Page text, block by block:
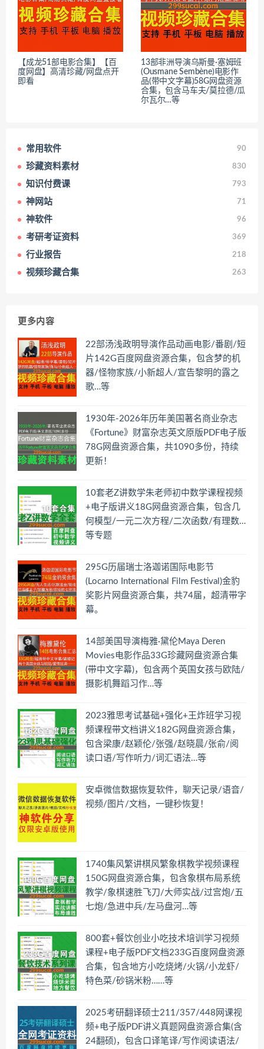
【成龙51部电影合集】【百
度网盘】高清珍藏/网盘点开
即看
13部非洲导演乌斯曼·塞姆班
(Ousmane Sembène)电影作
品(带中文字幕)58G网盘资源
合集，包含马车夫/莫拉德/瓜
尔瓦尔…等
常用软件 90
珍藏资料素材 830
知识付费课 793
神网站 71
神软件 96
考研考证资料 369
行业报告 218
视频珍藏合集 263
更多内容
22部汤浅政明导演作品动画电影/番剧/短
片142G百度网盘资源合集，包含梦的机
器/怪物家族/小新超人/宣告黎明的露之
歌…等
1930年-2026年历年美国著名商业杂志
《Fortune》财富杂志英文原版PDF电子版
78G网盘资源合集，共1090多份，持续
更新！
10套老Z讲数学朱老师初中数学课程视频
+电子版讲义18G网盘资源合集，包含几
何模型/一元二次方程/二次函数/有理数…
等专题
295G历届瑞士洛迦诺国际电影节
(Locarno International Film Festival)金豹
奖影片网盘资源合集，共74届，超清带字
幕。
14部美国导演梅雅·黛伦Maya Deren
Movies电影作品33G珍藏网盘资源合集
(带中文字幕)，包含两个英国女孩与欧陆/
摄影机舞蹈习作…等
2023雅思考试基础+强化+王炸班学习视
频课程带文档讲义182G网盘资源合集，
包含梁康/赵颖伦/张强/赵晓晨/张俞/阅
读口语/写作听力/词汇语法…等
安卓微信数据恢复软件，聊天记录/语音/
视频/图片/文档，一键秒恢复！
1740集风繁讲棋风繁象棋教学视频课程
150G网盘资源合集，包含象棋布局系统
教学/象棋速胜飞刀/大师实战/过宫炮/五
七炮/急进中兵/左马盘河…等
800套+餐饮创业小吃技术培训学习视频
课程+电子版PDF文档233G百度网盘资源
合集，包含地方小吃烧烤/火锅/小龙虾/
特色菜/砂锅米粉……等
2025考研翻译硕士211/357/448网课视
频+电子版PDF讲义真题网盘资源合集(含
24翻硕)，包含口译笔译/写作阅读语法/